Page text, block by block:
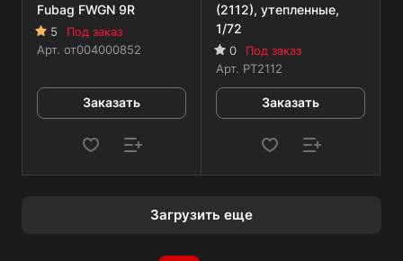
Fubag FWGN 9R
5
Под заказ
Арт. от004000852
Заказать
(2112), утепленные,
1/72
0
Под заказ
Арт. РТ2112
Заказать
Загрузить еще